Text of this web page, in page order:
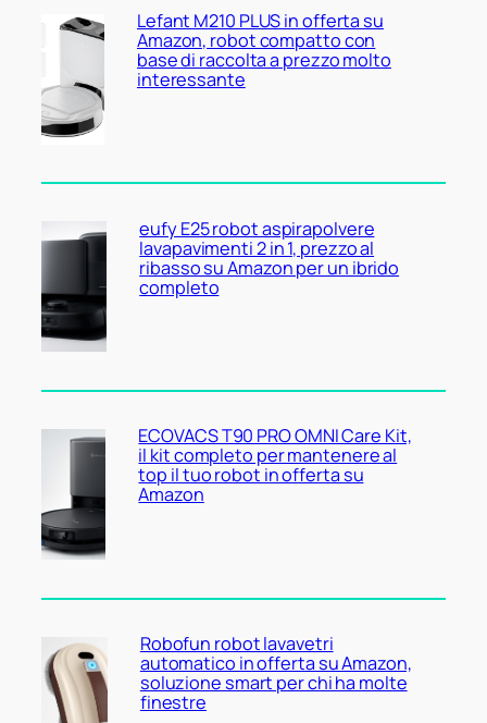
Lefant M210 PLUS in offerta su
Amazon, robot compatto con
base di raccolta a prezzo molto
interessante
eufy E25 robot aspirapolvere
lavapavimenti 2 in 1, prezzo al
ribasso su Amazon per un ibrido
completo
ECOVACS T90 PRO OMNI Care Kit,
il kit completo per mantenere al
top il tuo robot in offerta su
Amazon
Robofun robot lavavetri
automatico in offerta su Amazon,
soluzione smart per chi ha molte
finestre